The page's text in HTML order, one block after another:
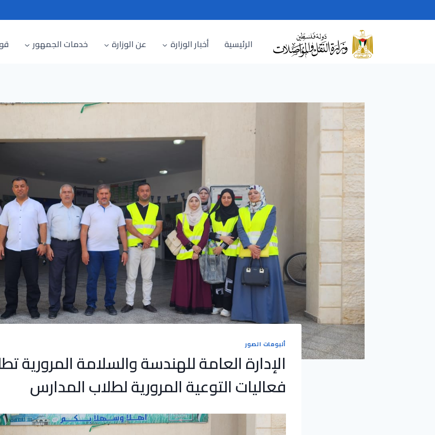
to
الرئيسية أخبار الوزارة عن الوزارة خدمات الجمهور
ألبومات الصور
الإدارة العامة للهندسة والسلامة المرورية
فعاليات التوعية المرورية لطلاب المدارس